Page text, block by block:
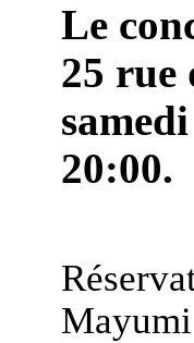
Le
25 rue
20:00.